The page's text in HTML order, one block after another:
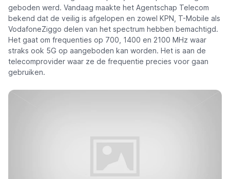
geboden werd. Vandaag maakte het Agentschap Telecom
bekend dat de veilig is afgelopen en zowel KPN, T-Mobile als
VodafoneZiggo delen van het spectrum hebben bemachtigd.
Het gaat om frequenties op 700, 1400 en 2100 MHz waar
straks ook 5G op aangeboden kan worden. Het is aan de
telecomprovider waar ze de frequentie precies voor gaan
gebruiken.